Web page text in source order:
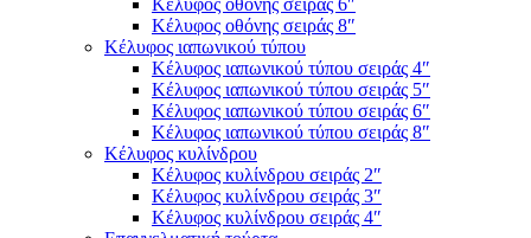
Κέλυφος οθόνης σειράς 6″
Κέλυφος οθόνης σειράς 8″
Κέλυφος ιαπωνικού τύπου
Κέλυφος ιαπωνικού τύπου σειράς 4″
Κέλυφος ιαπωνικού τύπου σειράς 5″
Κέλυφος ιαπωνικού τύπου σειράς 6″
Κέλυφος ιαπωνικού τύπου σειράς 8″
Κέλυφος κυλίνδρου
Κέλυφος κυλίνδρου σειράς 2″
Κέλυφος κυλίνδρου σειράς 3″
Κέλυφος κυλίνδρου σειράς 4″